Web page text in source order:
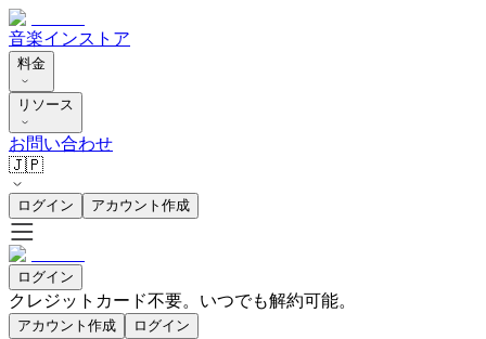
音楽インストア
料金
リソース
お問い合わせ
🇯🇵
ログイン アカウント作成
ログイン
クレジットカード不要。いつでも解約可能。
アカウント作成 ログイン